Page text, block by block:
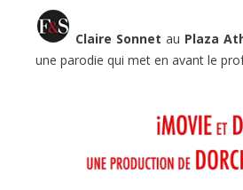
Claire Sonnet au Plaza
une parodie qui met en avant le